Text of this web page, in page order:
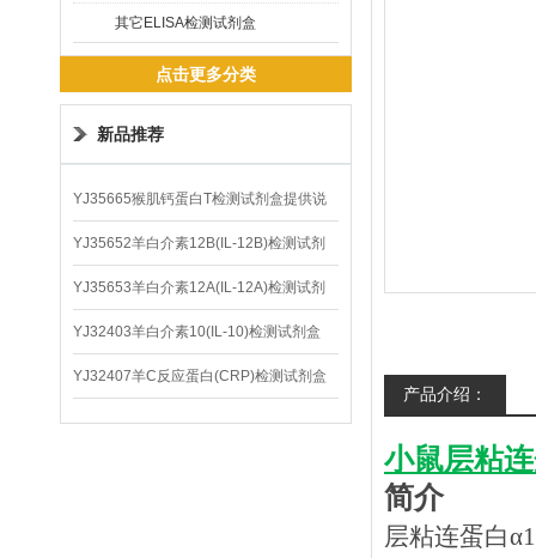
其它ELISA检测试剂盒
点击更多分类
新品推荐
YJ35665猴肌钙蛋白T检测试剂盒提供说
明书
YJ35652羊白介素12B(IL-12B)检测试剂
盒
YJ35653羊白介素12A(IL-12A)检测试剂
盒
YJ32403羊白介素10(IL-10)检测试剂盒
YJ32407羊C反应蛋白(CRP)检测试剂盒
产品介绍：
小鼠层粘
简介
层粘连蛋白